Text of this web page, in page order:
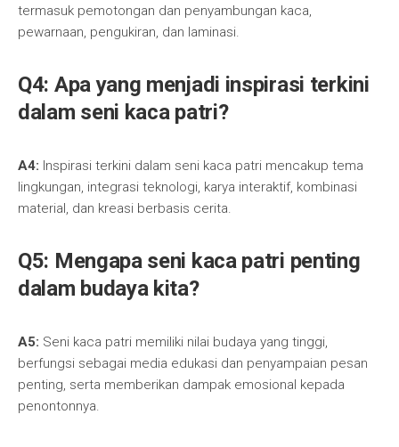
termasuk pemotongan dan penyambungan kaca,
pewarnaan, pengukiran, dan laminasi.
Q4: Apa yang menjadi inspirasi terkini
dalam seni kaca patri?
A4: Inspirasi terkini dalam seni kaca patri mencakup tema
lingkungan, integrasi teknologi, karya interaktif, kombinasi
material, dan kreasi berbasis cerita.
Q5: Mengapa seni kaca patri penting
dalam budaya kita?
A5: Seni kaca patri memiliki nilai budaya yang tinggi,
berfungsi sebagai media edukasi dan penyampaian pesan
penting, serta memberikan dampak emosional kepada
penontonnya.